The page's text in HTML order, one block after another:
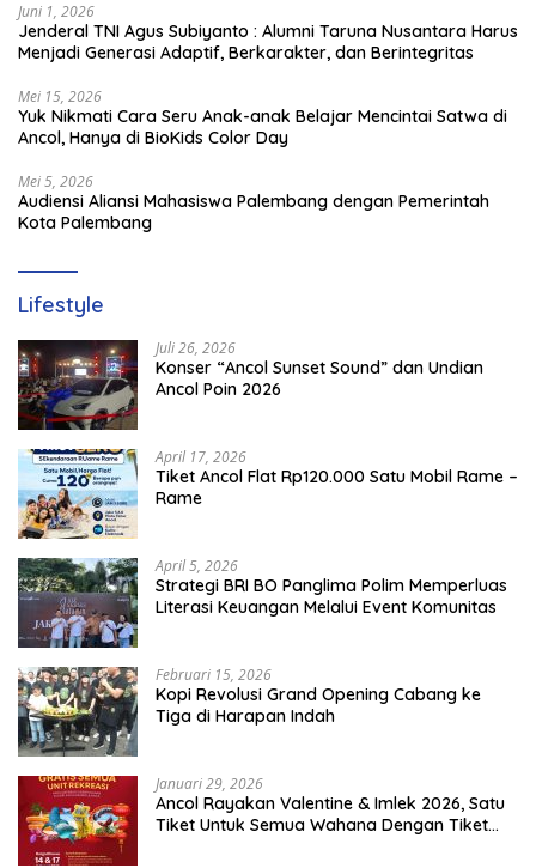
Juni 1, 2026
Jenderal TNI Agus Subiyanto : Alumni Taruna Nusantara Harus
Menjadi Generasi Adaptif, Berkarakter, dan Berintegritas
Mei 15, 2026
Yuk Nikmati Cara Seru Anak-anak Belajar Mencintai Satwa di
Ancol, Hanya di BioKids Color Day
Mei 5, 2026
Audiensi Aliansi Mahasiswa Palembang dengan Pemerintah
Kota Palembang
Lifestyle
Juli 26, 2026
Konser “Ancol Sunset Sound” dan Undian
Ancol Poin 2026
April 17, 2026
Tiket Ancol Flat Rp120.000 Satu Mobil Rame –
Rame
April 5, 2026
​Strategi BRI BO Panglima Polim Memperluas
Literasi Keuangan Melalui Event Komunitas
Februari 15, 2026
Kopi Revolusi Grand Opening Cabang ke
Tiga di Harapan Indah
Januari 29, 2026
Ancol Rayakan Valentine & Imlek 2026, Satu
Tiket Untuk Semua Wahana Dengan Tiket